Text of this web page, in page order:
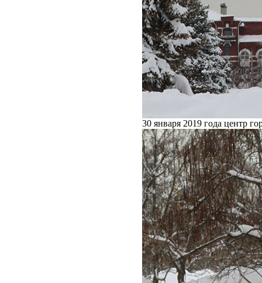
30 января 2019 года центр